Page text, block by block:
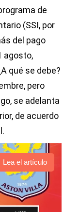
de
(SSI, por
del pago
agosto,
qué se debe?
pero
se adelanta
de acuerdo
Lea el artículo